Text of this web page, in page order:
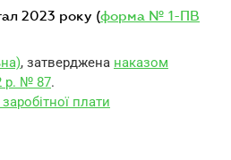
2023 року (форма № 1-ПВ
, затверджена наказом
р. № 87.
плати